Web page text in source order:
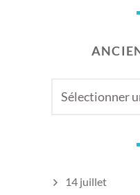
14 juillet